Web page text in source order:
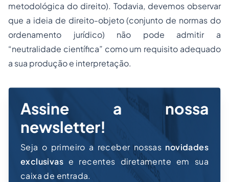
metodológica do direito). Todavia, devemos observar
que a ideia de direito-objeto (conjunto de normas do
ordenamento jurídico) não pode admitir a
“neutralidade científica” como um requisito adequado
a sua produção e interpretação.
Assine a nossa
newsletter!
Seja o primeiro a receber nossas novidades
exclusivas e recentes diretamente em sua
caixa de entrada.